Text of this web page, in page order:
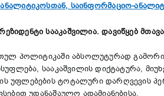
საინფორმაციო-
სააკაშვილია. დავიწყებ
პოლიტიკაში აბსოლუტურად
სააკაშვილის დიქტატურა,
უფლებების ტოტალური დარღვევის
უდანაშაულო ადამიანებისა.